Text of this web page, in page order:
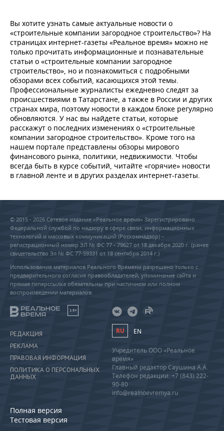
Вы хотите узнать самые актуальные новости о
«строительные компании загородное строительство»? На
страницах интернет-газеты «Реальное время» можно не
только прочитать информационные и познавательные
статьи о «строительные компании загородное
строительство», но и познакомиться с подробными
обзорами всех событий, касающихся этой темы.
Профессиональные журналисты ежедневно следят за
происшествиями в Татарстане, а также в России и других
странах мира, поэтому новости в каждом блоке регулярно
обновляются. У нас вы найдете статьи, которые
расскажут о последних изменениях о «строительные
компании загородное строительство». Кроме того на
нашем портале представлены обзоры мирового
финансового рынка, политики, недвижимости. Чтобы
всегда быть в курсе событий, читайте «горячие» новости
в главной ленте и в других разделах интернет-газеты.
© 2015 - 2026 Сетевое издание «Реальное время» Зарегистрировано
Федеральной службой по надзору в сфере связи, информационных
технологий и массовых коммуникаций (Роскомнадзор) –
регистрационный номер ЭЛ № ФС 77 - 79627 от 18 декабря 2020 г. (ранее
свидетельство Эл № ФС 77-59331 от 18 сентября 2014 г.)
Использование материалов Реального Времени разрешено только с
предварительного согласия правообладателей, упоминание сайта и
прямая гиперссылка обязательны при частичном или полном
воспроизведении материалов.
18+
РЕДАКЦИЯ
РЕКЛАМА
ПРАВОВАЯ ИНФОРМАЦИЯ
ПОЛИТИКА О ПЕРСОНАЛЬНЫХ
ДАННЫХ
Полная версия
Тестовая версия
RU EN
Учредитель ООО «Реальное
время»
Главный редактор Саушина А.А.
Телефон редакции: +7 (843) 222-
90-80
info@realnoevremya.ru